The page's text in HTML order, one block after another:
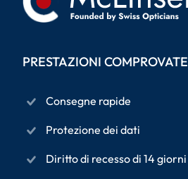
PRESTAZIONI COMPROVATE
Consegne rapide
Protezione dei dati
Diritto di recesso di 14 giorni